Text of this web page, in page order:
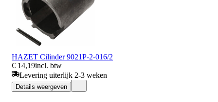
HAZET Cilinder 9021P-2-016/2
€ 14,19incl. btw
Levering uiterlijk 2-3 weken
Details weergeven